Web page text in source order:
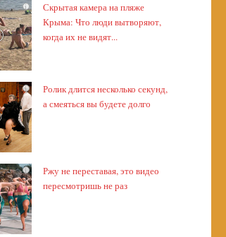
i
Скрытая камера на пляже
Крыма: Что люди вытворяют,
когда их не видят...
i
Ролик длится несколько секунд,
а смеяться вы будете долго
i
Ржу не переставая, это видео
пересмотришь не раз